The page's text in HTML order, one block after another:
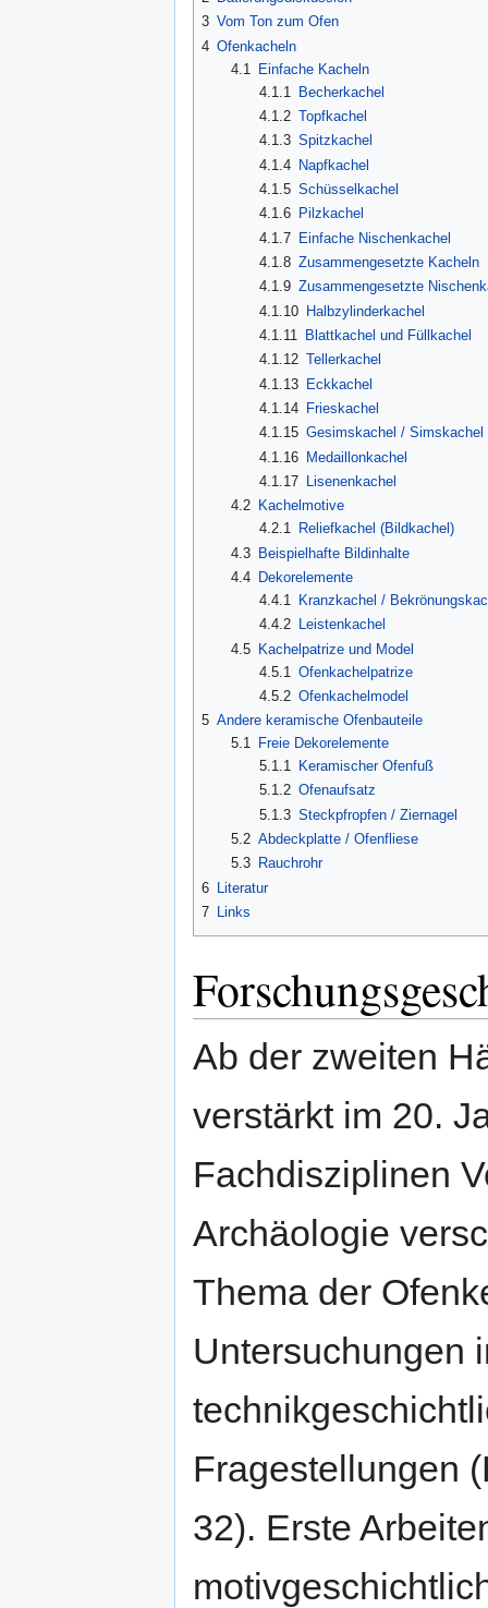
3 Vom Ton zum Ofen
4 Ofenkacheln
4.1
Einfache Kacheln
4.1.1
Becherkachel
4.1.2 Topfkachel
4.1.3 Spitzkachel
4.1.4 Napfkachel
4.1.5 Schüsselkachel
4.1.6 Pilzkachel
4.1.7 Einfache Nischenkachel
4.1.8 Zusammengesetzte Kacheln
4.1.9 Zusammengesetzte
4.1.10 Halbzylinderkachel
4.1.11
Blattkachel und Füllkachel
4.1.12 Tellerkachel
4.1.13 Eckkachel
4.1.14 Frieskachel
4.1.15 Gesimskachel /
4.1.16 Medaillonkachel
4.1.17
Lisenenkachel
4.2
Kachelmotive
4.2.1 Reliefkachel (Bildkachel)
4.3 Beispielhafte Bildinhalte
4.4
Dekorelemente
4.4.1
Kranzkachel /
4.4.2 Leistenkachel
4.5 Kachelpatrize und Model
4.5.1
Ofenkachelpatrize
4.5.2 Ofenkachelmodel
5 Andere keramische Ofenbauteile
5.1
Freie Dekorelemente
5.1.1 Keramischer Ofenfuß
5.1.2 Ofenaufsatz
5.1.3 Steckpfropfen / Ziernagel
5.2 Abdeckplatte / Ofenfliese
5.3
Rauchrohr
6
Literatur
7 Links
Ab der zweiten
verstärkt im 20.
Fachdisziplinen
Archäologie
Thema der
Untersuchungen
Fragestellungen
32). Erste